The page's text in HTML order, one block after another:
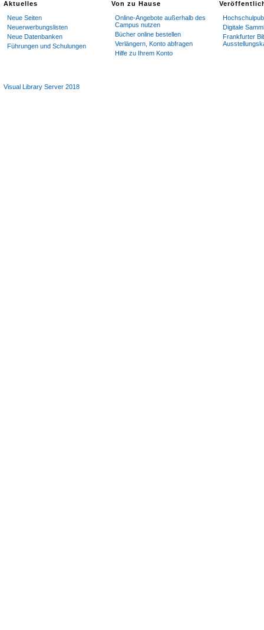
Aktuelles
Neue Seiten
Neuerwerbungslisten
Neue Datenbanken
Führungen und Schulungen
Von zu Hause
Online-Angebote außerhalb des
Campus nutzen
Bücher online bestellen
Verlängern, Konto abfragen
Hilfe zu Ihrem Konto
Digitale
Frankfurter
Visual Library Server 2018